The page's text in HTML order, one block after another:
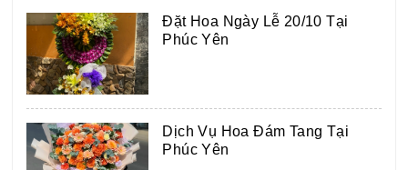
Đặt Hoa Ngày Lễ 20/10 Tại
Phúc Yên
Dịch Vụ Hoa Đám Tang Tại
Phúc Yên